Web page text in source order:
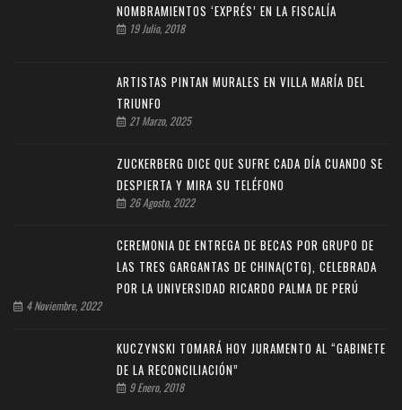
NOMBRAMIENTOS ‘EXPRÉS’ EN LA FISCALÍA
19 Julio, 2018
ARTISTAS PINTAN MURALES EN VILLA MARÍA DEL
TRIUNFO
21 Marzo, 2025
ZUCKERBERG DICE QUE SUFRE CADA DÍA CUANDO SE
DESPIERTA Y MIRA SU TELÉFONO
26 Agosto, 2022
CEREMONIA DE ENTREGA DE BECAS POR GRUPO DE
LAS TRES GARGANTAS DE CHINA(CTG), CELEBRADA
POR LA UNIVERSIDAD RICARDO PALMA DE PERÚ
4 Noviembre, 2022
KUCZYNSKI TOMARÁ HOY JURAMENTO AL “GABINETE
DE LA RECONCILIACIÓN”
9 Enero, 2018